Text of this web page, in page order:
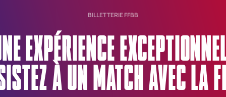
BILLETTERIE FFBB
EXPÉRIENCE
À UN MATCH AVEC LA